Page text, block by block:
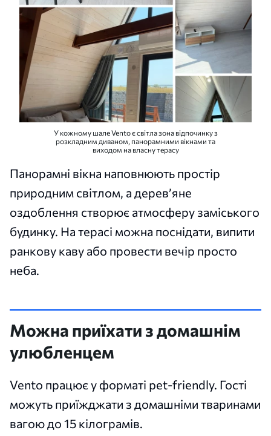
У кожному шале Vento є світла зона відпочинку з
розкладним диваном, панорамними вікнами та
виходом на власну терасу
Панорамні вікна наповнюють простір
природним світлом, а дерев’яне
оздоблення створює атмосферу заміського
будинку. На терасі можна поснідати, випити
ранкову каву або провести вечір просто
неба.
Можна приїхати з домашнім
улюбленцем
Vento працює у форматі pet-friendly. Гості
можуть приїжджати з домашніми тваринами
вагою до 15 кілограмів.